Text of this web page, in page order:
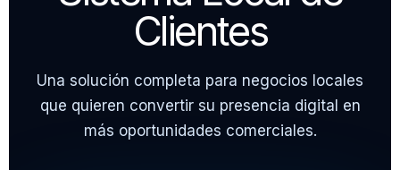
Clientes
Una solución completa para negocios locales
que quieren convertir su presencia digital en
más oportunidades comerciales.